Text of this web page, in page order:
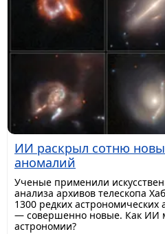
ИИ раскрыл сотню
аномалий
Ученые применили
анализа архивов телескопа
1300 редких
— совершенно новые. Как ИИ
астрономии?